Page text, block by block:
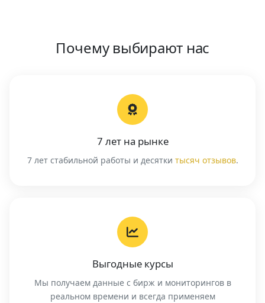
Почему выбирают нас
7 лет на рынке
7 лет стабильной работы и десятки тысяч отзывов.
Выгодные курсы
Мы получаем данные с бирж и мониторингов в
реальном времени и всегда применяем